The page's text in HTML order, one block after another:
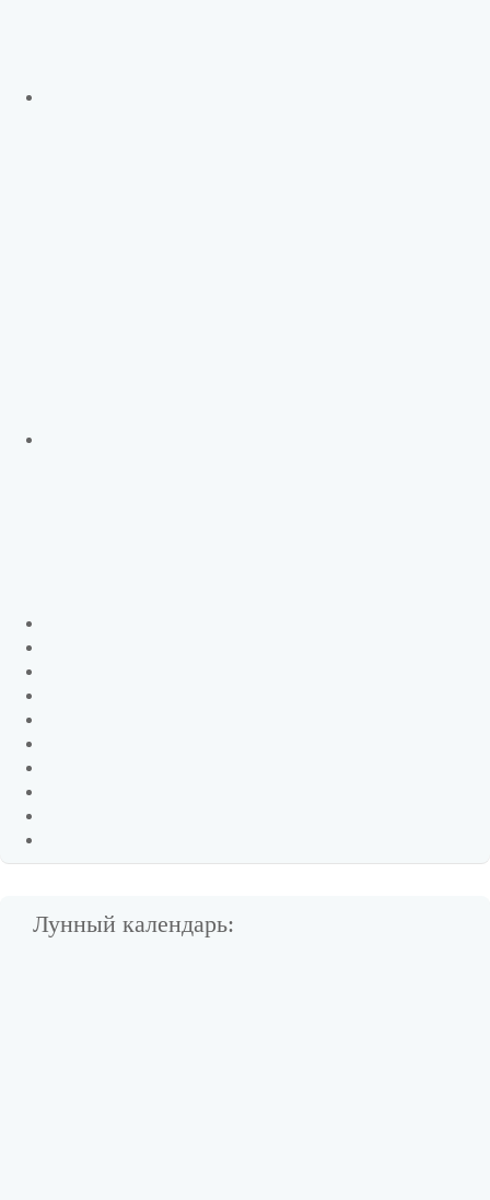
Лунный календарь: